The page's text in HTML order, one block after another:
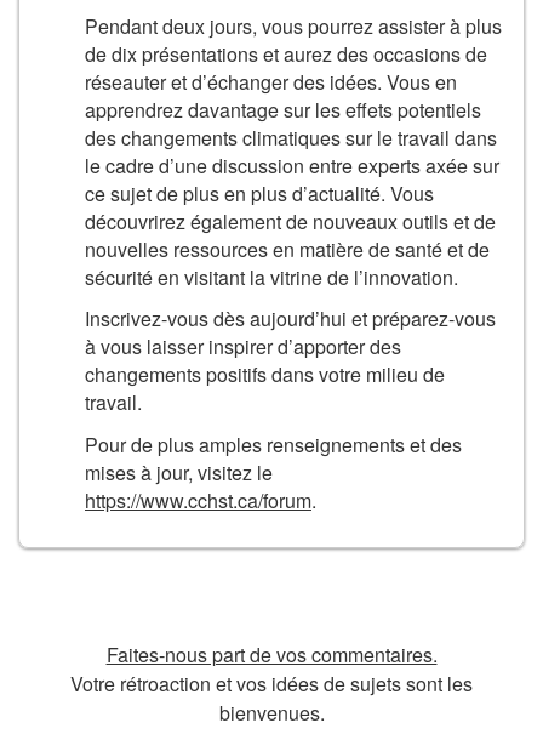
Pendant deux jours, vous pourrez assister à plus
de dix présentations et aurez des occasions de
réseauter et d’échanger des idées. Vous en
apprendrez davantage sur les effets potentiels
des changements climatiques sur le travail dans
le cadre d’une discussion entre experts axée sur
ce sujet de plus en plus d’actualité. Vous
découvrirez également de nouveaux outils et de
nouvelles ressources en matière de santé et de
sécurité en visitant la vitrine de l’innovation.
Inscrivez-vous dès aujourd’hui et préparez-vous
à vous laisser inspirer d’apporter des
changements positifs dans votre milieu de
travail.
Pour de plus amples renseignements et des
mises à jour, visitez le
https://www.cchst.ca/forum.
Faites-nous part de vos commentaires.
Votre rétroaction et vos idées de sujets sont les
bienvenues.